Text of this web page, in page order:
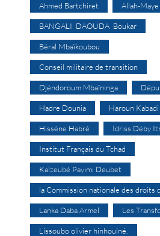
Ahmed Bartchiret Allah-
BANGALI DAOUDA Boukar
Béral Mbaïkoubou
Conseil militaire de transition
Djéndoroum Mbaïninga
Hadre Dounia Haroun Kabadi
Hissène Habré Idriss Déby
Institut Français du Tchad
Kalzeubé Payimi Deubet
la Commission nationale des droits
Lanka Daba Armel Les
Lissoubo olivier hinhoulné.